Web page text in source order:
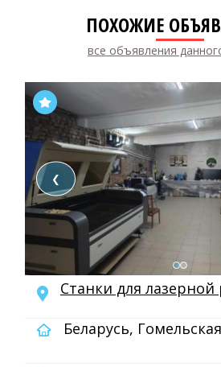
ПОХОЖИЕ
все объявления
❮
Станки для лазерной
Беларусь,